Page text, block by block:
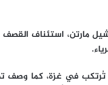
مارتن، استئناف
في غزة، كما وصف